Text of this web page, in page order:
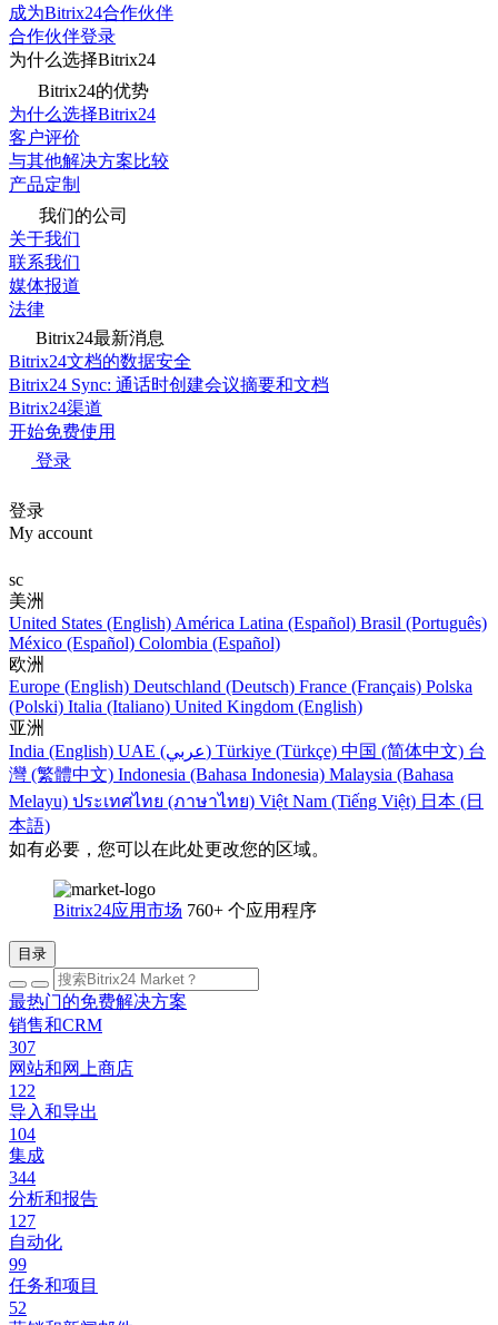
成为Bitrix24合作伙伴
合作伙伴登录
为什么选择Bitrix24
Bitrix24的优势
为什么选择Bitrix24
客户评价
与其他解决方案比较
产品定制
我们的公司
关于我们
联系我们
媒体报道
法律
Bitrix24最新消息
Bitrix24文档的数据安全
Bitrix24 Sync: 通话时创建会议摘要和文档
Bitrix24渠道
开始免费使用
登录
登录
My account
sc
美洲
United States (English) América Latina (Español) Brasil (Português)
México (Español) Colombia (Español)
欧洲
Europe (English) Deutschland (Deutsch) France (Français) Polska
(Polski) Italia (Italiano) United Kingdom (English)
亚洲
India (English)
UAE (عربي) Türkiye (Türkçe) 中国 (简体中文) 台
灣 (繁體中文) Indonesia (Bahasa Indonesia) Malaysia (Bahasa
Melayu) ประเทศไทย (ภาษาไทย) Việt Nam (Tiếng Việt) 日本 (日
本語)
如有必要，您可以在此处更改您的区域。
Bitrix24应用市场 760+ 个应用程序
目录
最热门的免费解决方案
销售和CRM
307
网站和网上商店
122
导入和导出
104
集成
344
分析和报告
127
自动化
99
任务和项目
52